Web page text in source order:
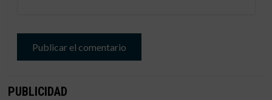
PUBLICIDAD